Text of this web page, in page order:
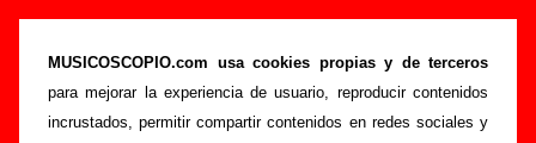
MUSICOSCOPIO.com usa cookies propias y de terceros
para mejorar la experiencia de usuario, reproducir contenidos
incrustados, permitir compartir contenidos en redes sociales y
“Gol psicológico”, canción de Fernando
Alfaro (Letra e información)
Portada >Fernando Alfaro >Canciones >Gol psicológico